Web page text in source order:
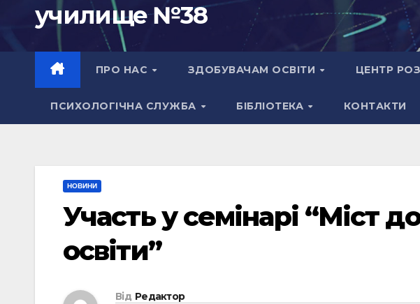
училище №38
ПРО НАС ЗДОБУВАЧАМ ОСВІТИ ЦЕНТР
ПСИХОЛОГІЧНА СЛУЖБА БІБЛІОТЕКА КОНТАКТИ
НОВИНИ
Участь у семінарі “Міст
освіти”
Від Редактор